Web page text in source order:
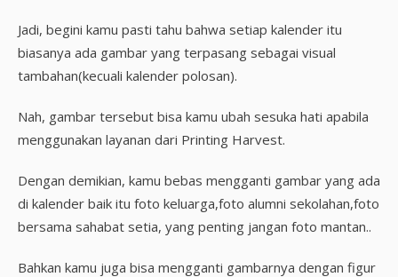
Jadi, begini kamu pasti tahu bahwa setiap kalender itu
biasanya ada gambar yang terpasang sebagai visual
tambahan(kecuali kalender polosan).
Nah, gambar tersebut bisa kamu ubah sesuka hati apabila
menggunakan layanan dari Printing Harvest.
Dengan demikian, kamu bebas mengganti gambar yang ada
di kalender baik itu foto keluarga,foto alumni sekolahan,foto
bersama sahabat setia, yang penting jangan foto mantan..
Bahkan kamu juga bisa mengganti gambarnya dengan figur